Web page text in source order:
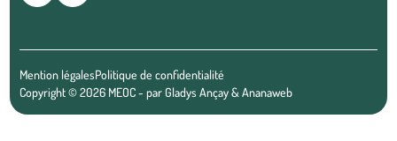
Mention légalesPolitique de confidentialité
Copyright © 2026 MEOC - parGladys Ançay&Ananaweb